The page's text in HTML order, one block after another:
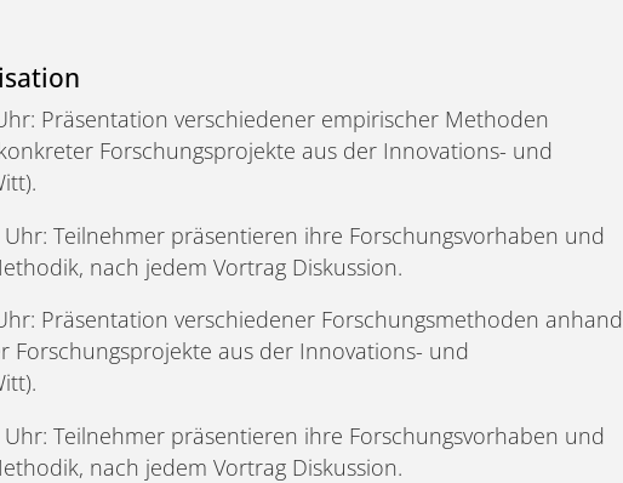
Präsentation verschiedener empirischer Methoden
Forschungsprojekte aus der Innovations- und
Uhr: Teilnehmer präsentieren ihre Forschungsvorhaben und
nach jedem Vortrag Diskussion.
Präsentation verschiedener Forschungsmethoden anhand
Forschungsprojekte aus der Innovations- und
Uhr: Teilnehmer präsentieren ihre Forschungsvorhaben und
nach jedem Vortrag Diskussion.